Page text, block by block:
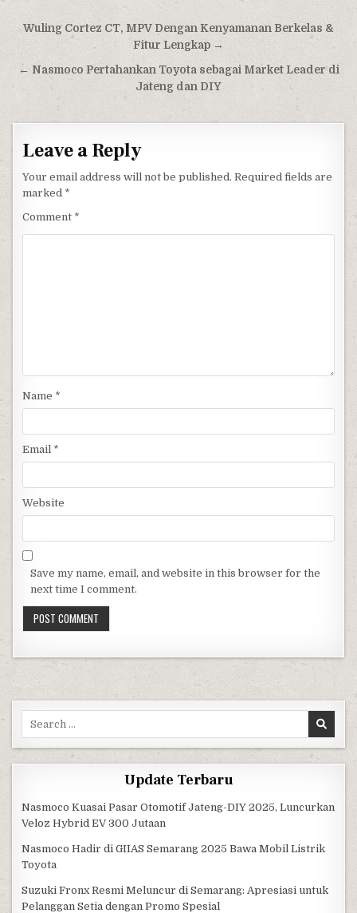
Post navigation
Wuling Cortez CT, MPV Dengan Kenyamanan Berkelas &
Fitur Lengkap →
← Nasmoco Pertahankan Toyota sebagai Market Leader di
Jateng dan DIY
Leave a Reply
Your email address will not be published. Required fields are
marked *
Comment *
Name *
Email *
Website
Save my name, email, and website in this browser for the
next time I comment.
Update Terbaru
Nasmoco Kuasai Pasar Otomotif Jateng-DIY 2025, Luncurkan
Veloz Hybrid EV 300 Jutaan
Nasmoco Hadir di GIIAS Semarang 2025 Bawa Mobil Listrik
Toyota
Suzuki Fronx Resmi Meluncur di Semarang: Apresiasi untuk
Pelanggan Setia dengan Promo Spesial